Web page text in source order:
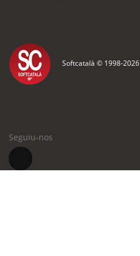
Softcatalà © 1998-2026
Seguiu-nos